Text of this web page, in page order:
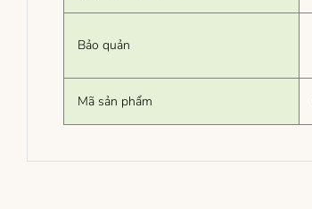
Bảo quản
Mã sản phẩm